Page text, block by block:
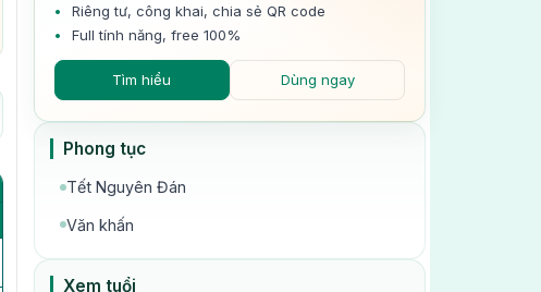
Riêng tư, công khai, chia sẻ QR code
Full tính năng, free 100%
Tìm hiểu Dùng ngay
Phong tục
Tết Nguyên Đán
Văn khấn
Xem tuổi